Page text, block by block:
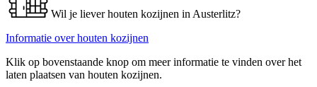
Wil je liever houten kozijnen in Austerlitz?
Informatie over houten kozijnen
Klik op bovenstaande knop om meer informatie te vinden over het
laten plaatsen van houten kozijnen.